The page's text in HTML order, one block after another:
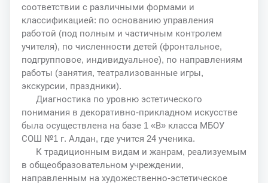
соответствии с различными формами и
классификацией: по основанию управления
работой (под полным и частичным контролем
учителя), по численности детей (фронтальное,
подгрупповое, индивидуальное), по направлениям
работы (занятия, театрализованные игры,
экскурсии, праздники).
Диагностика по уровню эстетического
понимания в декоративно-прикладном искусстве
была осуществлена на базе 1 «В» класса МБОУ
СОШ №1 г. Алдан, где учится 24 ученика.
К традиционным видам и жанрам, реализуемым
в общеобразовательном учреждении,
направленным на художественно-эстетическое